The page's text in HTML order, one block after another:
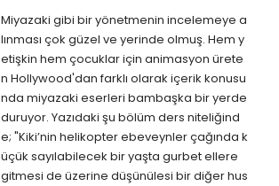
Miyazaki gibi bir yönetmenin incelemeye a
lınması çok güzel ve yerinde olmuş. Hem y
etişkin hem çocuklar için animasyon ürete
n Hollywood'dan farklı olarak içerik konusu
nda miyazaki eserleri bambaşka bir yerde
duruyor. Yazıdaki şu bölüm ders niteliğind
e; "Kiki’nin helikopter ebeveynler çağında k
üçük sayılabilecek bir yaşta gurbet ellere
gitmesi de üzerine düşünülesi bir diğer hus